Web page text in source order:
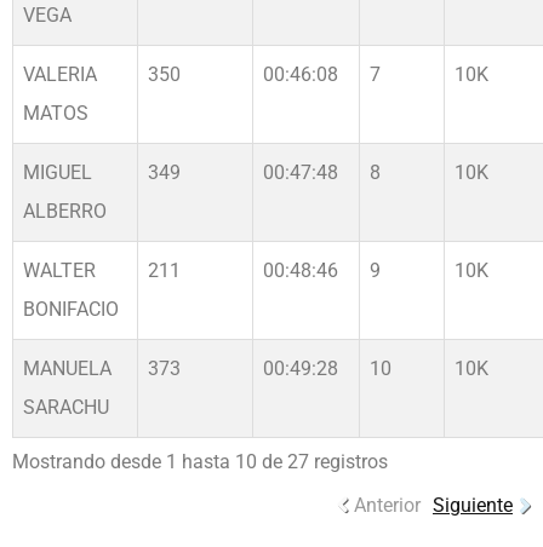
VEGA
VALERIA
MATOS
350 00:46:08 7 10K
MIGUEL
ALBERRO
349 00:47:48 8 10K
WALTER
BONIFACIO
211 00:48:46 9 10K
MANUELA
SARACHU
373 00:49:28 10 10K
Mostrando desde 1 hasta 10 de 27 registros
Anterior Siguiente